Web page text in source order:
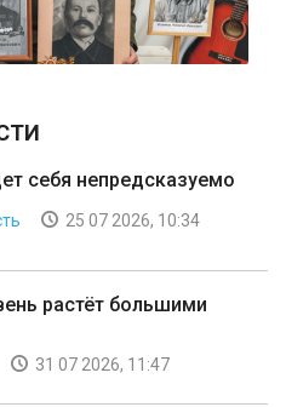
себя непредсказуемо
25 07 2026, 10:34
растёт большими
31 07 2026, 11:47